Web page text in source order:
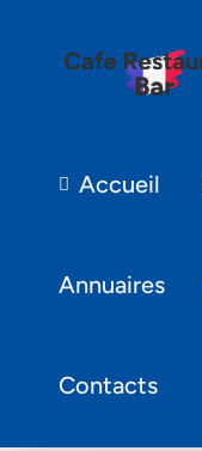
Accueil
Annuaires
Contacts